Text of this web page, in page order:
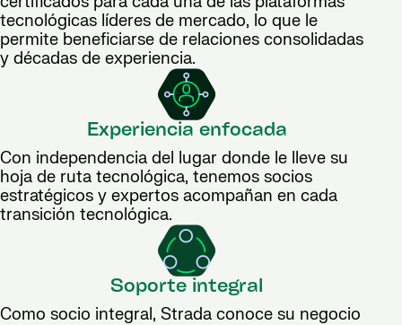
tecnológicas líderes de mercado, lo que le
permite beneficiarse de relaciones consolidadas
y décadas de experiencia.
Experiencia enfocada
Con independencia del lugar donde le lleve su
hoja de ruta tecnológica, tenemos socios
estratégicos y expertos acompañan en cada
transición tecnológica.
Soporte integral
Como socio integral, Strada conoce su negocio